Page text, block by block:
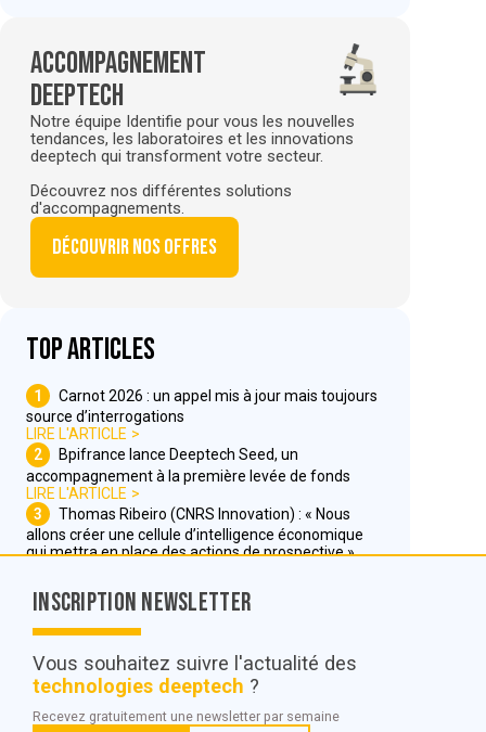
Accompagnement
deeptech
Notre équipe Identifie pour vous les nouvelles
tendances, les laboratoires et les innovations
deeptech qui transforment votre secteur.
Découvrez nos différentes solutions
d'accompagnements.
Découvrir nos offres
Top articles
1
Carnot 2026 : un appel mis à jour mais toujours
source d’interrogations
LIRE L'ARTICLE
2
Bpifrance lance Deeptech Seed, un
accompagnement à la première levée de fonds
LIRE L'ARTICLE
3
Thomas Ribeiro (CNRS Innovation) : « Nous
allons créer une cellule d’intelligence économique
qui mettra en place des actions de prospective »
© POC Media 2026
Tous droits réservés.
Inscription Newsletter
Vous souhaitez suivre l'actualité des
technologies deeptech ?
Recevez gratuitement une newsletter par semaine